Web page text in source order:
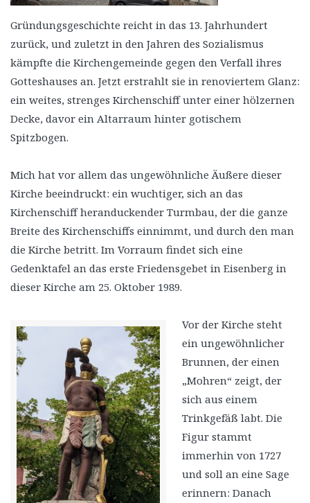
Gründungsgeschichte reicht in das 13. Jahrhundert
zurück, und zuletzt in den Jahren des Sozialismus
kämpfte die Kirchengemeinde gegen den Verfall ihres
Gotteshauses an. Jetzt erstrahlt sie in renoviertem Glanz:
ein weites, strenges Kirchenschiff unter einer hölzernen
Decke, davor ein Altarraum hinter gotischem
Spitzbogen.
Mich hat vor allem das ungewöhnliche Äußere dieser
Kirche beeindruckt: ein wuchtiger, sich an das
Kirchenschiff heranduckender Turmbau, der die ganze
Breite des Kirchenschiffs einnimmt, und durch den man
die Kirche betritt. Im Vorraum findet sich eine
Gedenktafel an das erste Friedensgebet in Eisenberg in
dieser Kirche am 25. Oktober 1989.
Vor der Kirche steht
ein ungewöhnlicher
Brunnen, der einen
„Mohren“ zeigt, der
sich aus einem
Trinkgefäß labt. Die
Figur stammt
immerhin von 1727
und soll an eine Sage
erinnern: Danach